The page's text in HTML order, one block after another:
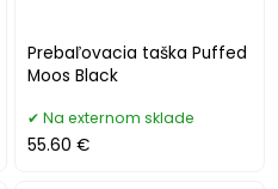
Prebaľovacia taška Puffed
Moos Black
Na externom sklade
55.60 €